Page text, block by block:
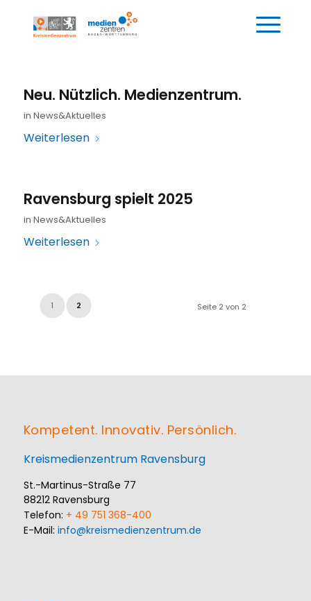
Neu. Nützlich. Medienzentrum.
in News&Aktuelles
Weiterlesen
Ravensburg spielt 2025
in News&Aktuelles
Weiterlesen
Seite 2 von 2
1 2
Kompetent. Innovativ. Persönlich.
Kreismedienzentrum Ravensburg
St.-Martinus-Straße 77
88212 Ravensburg
Telefon: + 49 751 368-400
E-Mail: info@kreismedienzentrum.de